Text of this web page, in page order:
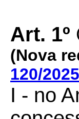
Art. 1º
(Nova
120/2025
I - no